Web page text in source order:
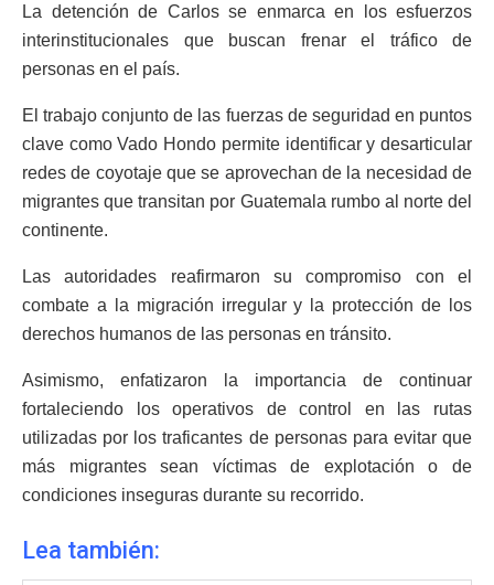
La detención de Carlos se enmarca en los esfuerzos
interinstitucionales que buscan frenar el tráfico de
personas en el país.
El trabajo conjunto de las fuerzas de seguridad en puntos
clave como Vado Hondo permite identificar y desarticular
redes de coyotaje que se aprovechan de la necesidad de
migrantes que transitan por Guatemala rumbo al norte del
continente.
Las autoridades reafirmaron su compromiso con el
combate a la migración irregular y la protección de los
derechos humanos de las personas en tránsito.
Asimismo, enfatizaron la importancia de continuar
fortaleciendo los operativos de control en las rutas
utilizadas por los traficantes de personas para evitar que
más migrantes sean víctimas de explotación o de
condiciones inseguras durante su recorrido.
Lea también: